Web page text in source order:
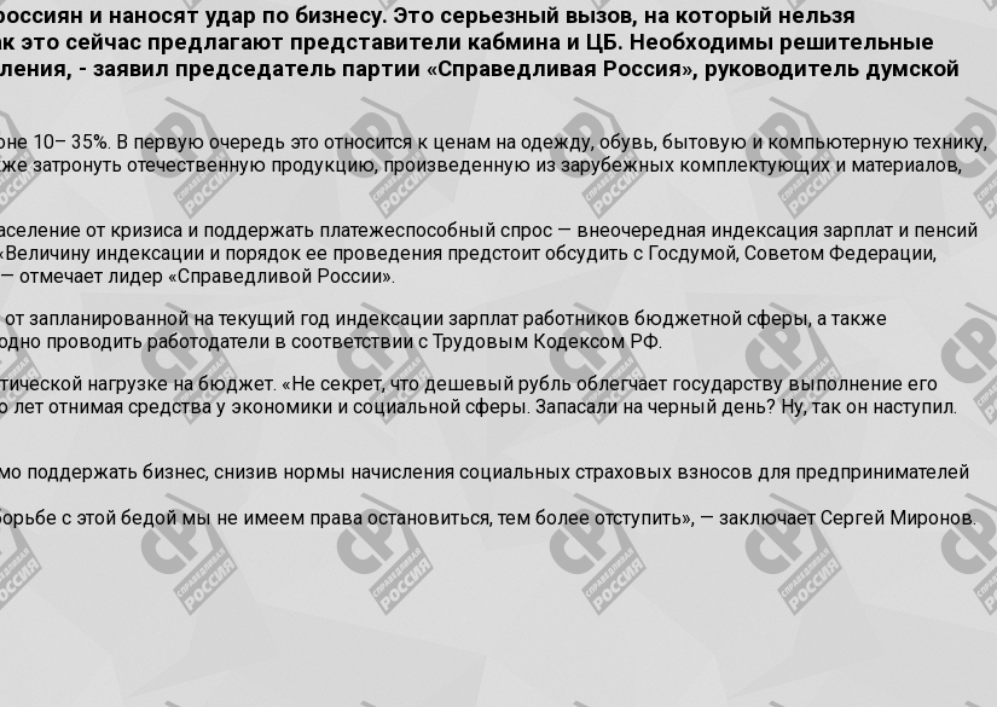
и наносят удар по бизнесу. Это серьезный вызов, на который нельзя
это сейчас предлагают представители кабмина и ЦБ. Необходимы решительные
- заявил председатель партии «Справедливая Россия», руководитель думской
10– 35%. В первую очередь это относится к ценам на одежду, обувь, бытовую и компьютерную технику,
затронуть отечественную продукцию, произведенную из зарубежных комплектующих и материалов,
от кризиса и поддержать платежеспособный спрос — внеочередная индексация зарплат и пенсий
индексации и порядок ее проведения предстоит обсудить с Госдумой, Советом Федерации,
отмечает лидер «Справедливой России».
запланированной на текущий год индексации зарплат работников бюджетной сферы, а также
проводить работодатели в соответствии с Трудовым Кодексом РФ.
нагрузке на бюджет. «Не секрет, что дешевый рубль облегчает государству выполнение его
отнимая средства у экономики и социальной сферы. Запасали на черный день? Ну, так он наступил.
поддержать бизнес, снизив нормы начисления социальных страховых взносов для предпринимателей
с этой бедой мы не имеем права остановиться, тем более отступить», — заключает Сергей Миронов.